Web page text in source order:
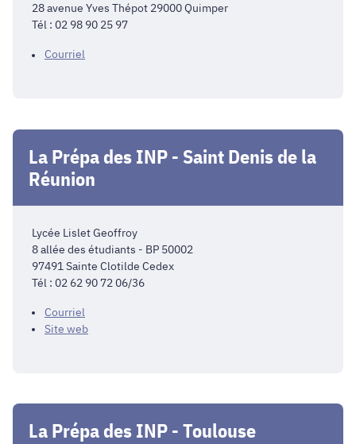
28 avenue Yves Thépot 29000 Quimper
Tél : 02 98 90 25 97
Courriel
La Prépa des INP - Saint Denis de la
Réunion
Lycée Lislet Geoffroy
8 allée des étudiants - BP 50002
97491 Sainte Clotilde Cedex
Tél : 02 62 90 72 06/36
Courriel
Site web
La Prépa des INP - Toulouse